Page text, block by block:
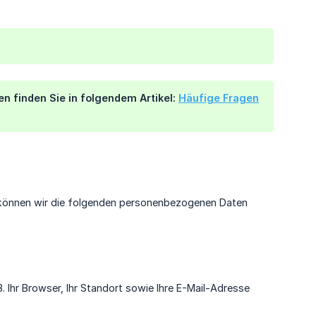
finden Sie in folgendem Artikel: Häufige Fragen
wir die folgenden personenbezogenen Daten
Browser, Ihr Standort sowie Ihre E-Mail-Adresse